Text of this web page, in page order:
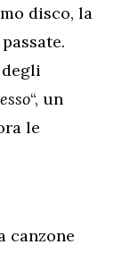
disco, la
“, un
le
canzone